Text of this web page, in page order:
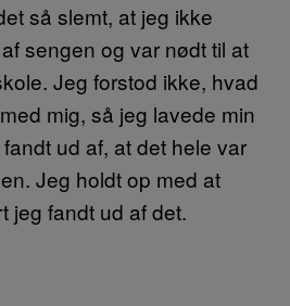
så slemt, at jeg ikke
sengen og var nødt til at
Jeg forstod ikke, hvad
mig, så jeg lavede min
ud af, at det hele var
Jeg holdt op med at
jeg fandt ud af det.